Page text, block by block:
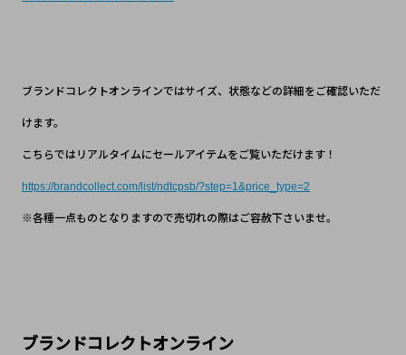
ブランドコレクトオンラインではサイズ、状態などの詳細をご確認いただ
けます。
こちらではリアルタイムにセールアイテムをご覧いただけます！
https://brandcollect.com/list/ndtcpsb/?step=1&price_type=2
※各種一点ものとなりますので売切れの際はご容赦下さいませ。
ブランドコレクトオンライン